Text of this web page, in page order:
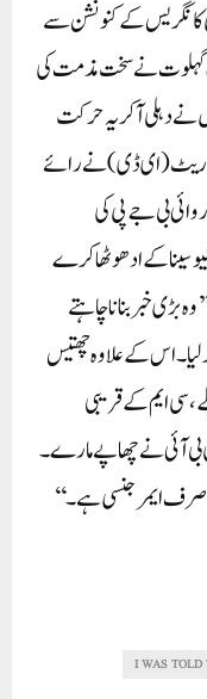
کے کنونشن سے
گہلوت نے سخت مذمت کی
نے دہلی آکر یہ حرکت
(ای ڈی) نے رائے
بی جے پی کی
کے ادھو ٹھاکرے
خبر بنانا چاہتے
اس کے علاوہ چھتیس
اجلاس سے 24 گھنٹے پہلے، سی ایم کے قریبی
بی آئی نے چھاپے مارے۔
صرف ایمرجنسی ہے۔‘‘
I WAS TOLD